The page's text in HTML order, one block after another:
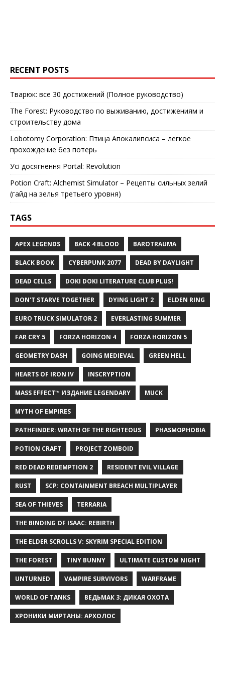
RECENT POSTS
Тварюк: все 30 достижений (Полное руководство)
The Forest: Руководство по выживанию, достижениям и
строительству дома
Lobotomy Corporation: Птица Апокалипсиса – легкое
прохождение без потерь
Усі досягнення Portal: Revolution
Potion Craft: Alchemist Simulator – Рецепты сильных зелий
(гайд на зелья третьего уровня)
TAGS
APEX LEGENDS BACK 4 BLOOD BAROTRAUMA
BLACK BOOK CYBERPUNK 2077 DEAD BY DAYLIGHT
DEAD CELLS DOKI DOKI LITERATURE CLUB PLUS!
DON'T STARVE TOGETHER DYING LIGHT 2 ELDEN RING
EURO TRUCK SIMULATOR 2 EVERLASTING SUMMER
FAR CRY 5 FORZA HORIZON 4 FORZA HORIZON 5
GEOMETRY DASH GOING MEDIEVAL GREEN HELL
HEARTS OF IRON IV INSCRYPTION
MASS EFFECT™ ИЗДАНИЕ LEGENDARY MUCK
MYTH OF EMPIRES
PATHFINDER: WRATH OF THE RIGHTEOUS PHASMOPHOBIA
POTION CRAFT PROJECT ZOMBOID
RED DEAD REDEMPTION 2 RESIDENT EVIL VILLAGE
RUST SCP: CONTAINMENT BREACH MULTIPLAYER
SEA OF THIEVES TERRARIA
THE BINDING OF ISAAC: REBIRTH
THE ELDER SCROLLS V: SKYRIM SPECIAL EDITION
THE FOREST TINY BUNNY ULTIMATE CUSTOM NIGHT
UNTURNED VAMPIRE SURVIVORS WARFRAME
WORLD OF TANKS ВЕДЬМАК 3: ДИКАЯ ОХОТА
ХРОНИКИ МИРТАНЫ: АРХОЛОС